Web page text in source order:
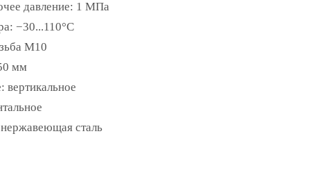
давление: 1 МПа
−30...110°С
M10
мм
вертикальное
сталь